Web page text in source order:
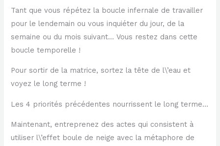
Tant que vous répétez la boucle infernale de travailler
pour le lendemain ou vous inquiéter du jour, de la
semaine ou du mois suivant… Vous restez dans cette
boucle temporelle !
Pour sortir de la matrice, sortez la tête de l\’eau et
voyez le long terme !
Les 4 priorités précédentes nourrissent le long terme…
Maintenant, entreprenez des actes qui consistent à
utiliser l\’effet boule de neige avec la métaphore de